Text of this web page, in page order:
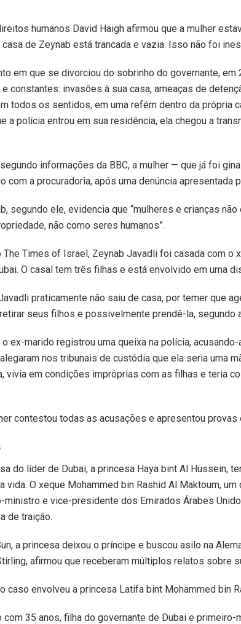
humanos David Haigh afirmou que a mulher
casa de Zeynab está trancada e vazia. Isso não foi
em que se divorciou do sobrinho do governante,
constantes: invasões à sua casa, ameaças de
todos os sentidos, em uma refém dentro da própria
a polícia entrou em sua residência, ela chegou a
informações da BBC, a mulher — que já foi
com a procuradoria, após uma denúncia apresentada
segundo ele, evidencia que “mulheres e crianças
não como seres humanos”.
The Times of Israel, Zeynab Javadli foi casada com o
O casal tem três filhas e está envolvido em uma
praticamente não saiu de casa, por temer que
seus filhos e possivelmente prendê-la, segundo
o ex-marido registrou uma queixa na polícia,
nos tribunais de custódia que ela seria uma
vivia em condições impróprias com as filhas e teria
contestou todas as acusações e apresentou provas
do líder de Dubai, a princesa Haya bint Al Hussein,
vida. O xeque Mohammed bin Rashid Al Maktoum,
ministro e vice-presidente dos Emirados Árabes
de traição.
a princesa deixou o príncipe e buscou asilo na
afirmou que receberam múltiplos relatos sobre
caso envolveu a princesa Latifa bint Mohammed bin
com 35 anos, filha do governante de Dubai e